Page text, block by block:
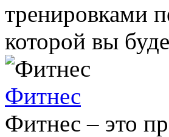
тренировками
которой вы
Фитнес
Фитнес – это